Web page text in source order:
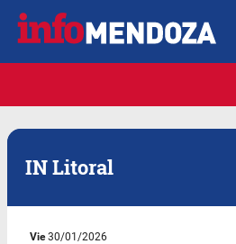
IN Litoral
Vie30/01/2026